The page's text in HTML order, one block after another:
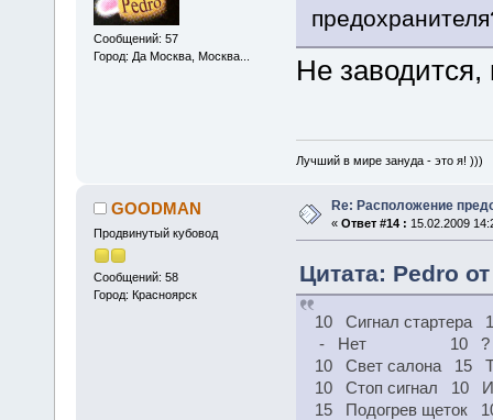
Сообщений: 57
Город: Да Москва, Москва...
Не заводится,
Лучший в мире зануда - это я! )))
GOODMAN
Продвинутый кубовод
Сообщений: 58
Город: Красноярск
Re: Расположение
« Ответ #14 : 15.02.2009
Цитата: Pedro
10 Сигнал стартера
- Нет 10 ?
10 Свет салона 15
10 Стоп сигнал 10
15 Подогрев щеток